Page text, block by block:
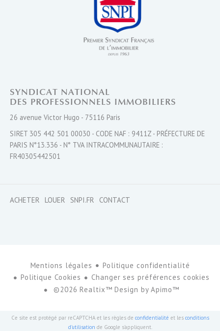
SYNDICAT NATIONAL
DES PROFESSIONNELS IMMOBILIERS
26 avenue Victor Hugo - 75116 Paris
SIRET 305 442 501 00030 - CODE NAF : 9411Z - PRÉFECTURE DE
PARIS N°13.336 - N° TVA INTRACOMMUNAUTAIRE :
FR40305442501
ACHETER LOUER SNPI.FR CONTACT
Mentions légales
Politique confidentialité
Politique Cookies
Changer ses préférences cookies
©2026 Realtix™ Design byApimo™
Ce site est protégé par reCAPTCHA et les règles de confidentialité et les conditions
d'utilisation de Google s'appliquent.